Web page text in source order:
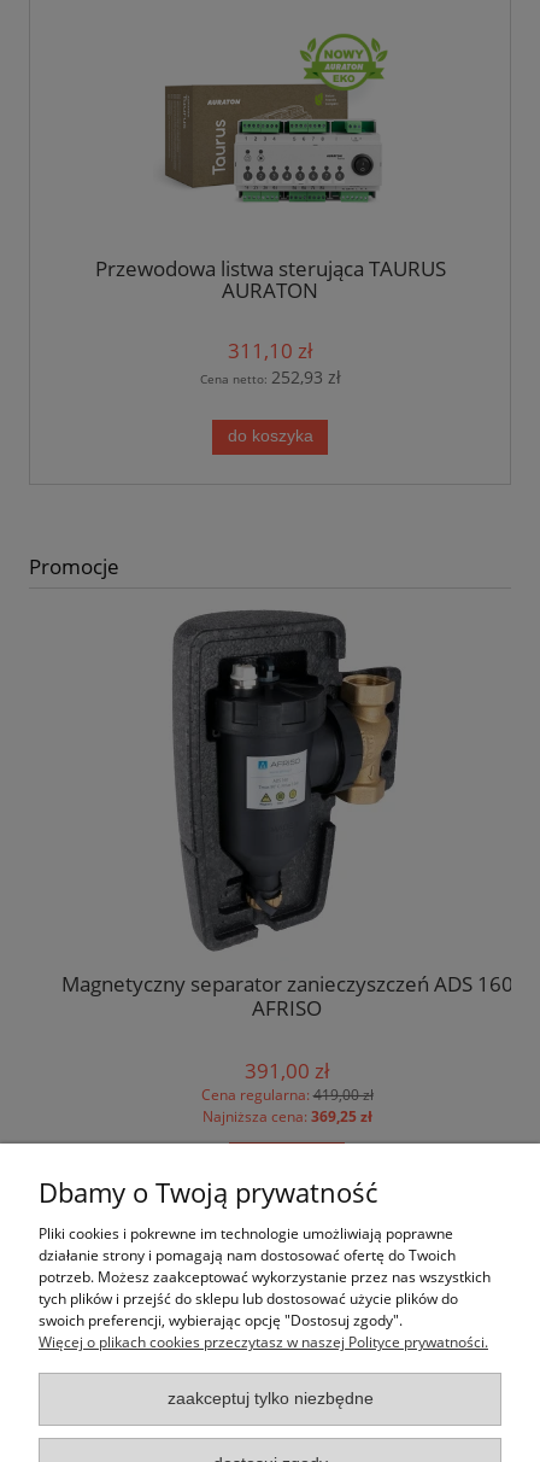
Przewodowa listwa sterująca TAURUS
AURATON
311,10 zł
Cena netto: 252,93 zł
do koszyka
Promocje
Magnetyczny separator zanieczyszczeń ADS 160
AFRISO
391,00 zł
Cena regularna:419,00 zł
Najniższa cena:369,25 zł
Pomoc
Moje konto
Płatności i dostawa
Informacje
Dbamy o Twoją prywatność
Pliki cookies i pokrewne im technologie umożliwiają poprawne
działanie strony i pomagają nam dostosować ofertę do Twoich
potrzeb. Możesz zaakceptować wykorzystanie przez nas wszystkich
tych plików i przejść do sklepu lub dostosować użycie plików do
swoich preferencji, wybierając opcję "Dostosuj zgody".
Więcej o plikach cookies przeczytasz w naszej Polityce prywatności.
zaakceptuj tylko niezbędne